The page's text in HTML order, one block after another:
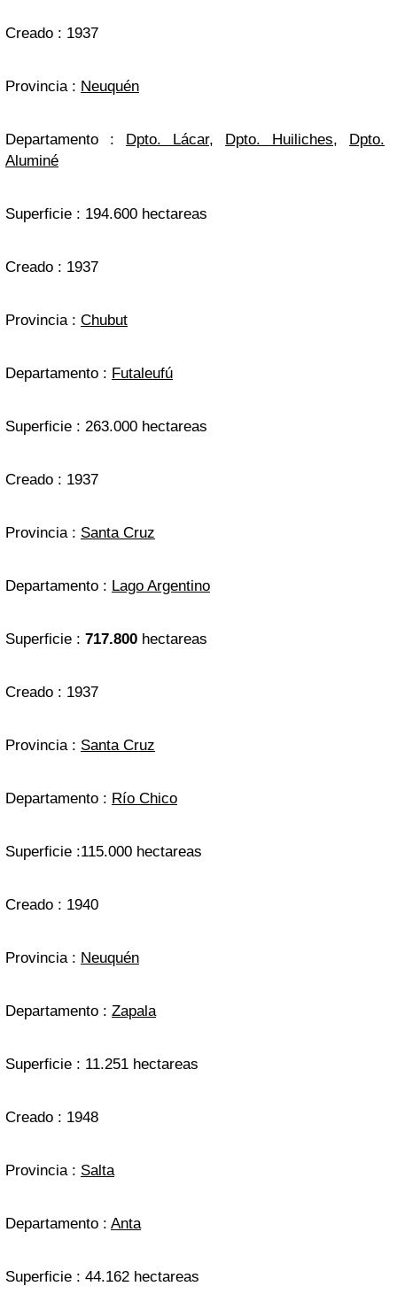
Creado : 1937
Provincia : Neuquén
Departamento : Dpto. Lácar, Dpto. Huiliches,
Dpto.
Aluminé
Superficie : 194.600 hectareas
Creado : 1937
Provincia : Chubut
Departamento : Futaleufú
Superficie : 263.000 hectareas
Creado : 1937
Provincia : Santa Cruz
Departamento : Lago Argentino
Superficie : 717.800 hectareas
Creado : 1937
Provincia : Santa Cruz
Departamento : Río Chico
Superficie :115.000 hectareas
Creado : 1940
Provincia : Neuquén
Departamento : Zapala
Superficie : 11.251 hectareas
Creado : 1948
Provincia : Salta
Departamento : Anta
Superficie : 44.162 hectareas